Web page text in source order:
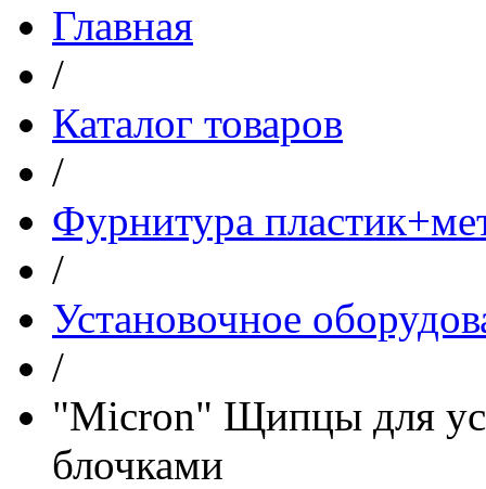
Главная
/
Каталог товаров
/
Фурнитура
/
Установочное
/
"Micron" Щипцы для
блочками